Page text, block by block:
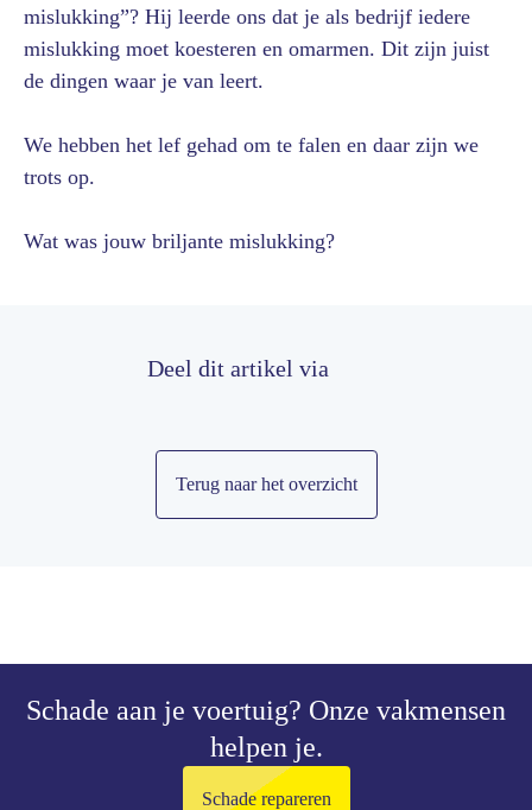
mislukking”? Hij leerde ons dat je als bedrijf iedere
mislukking moet koesteren en omarmen. Dit zijn juist
de dingen waar je van leert.
We hebben het lef gehad om te falen en daar zijn we
trots op.
Wat was jouw briljante mislukking?
Deel dit artikel via
Terug naar het overzicht
Schade aan je voertuig? Onze vakmensen
helpen je.
Schade repareren